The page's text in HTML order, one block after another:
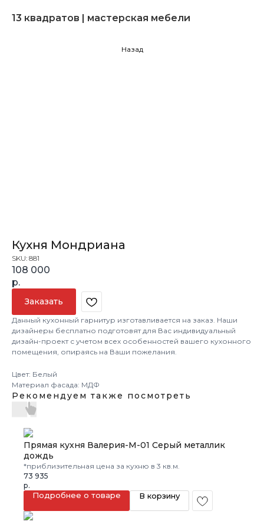
13 квадратов | мастерская мебели
Назад
Кухня Мондриана
SKU: 881
108 000
р.
Заказать
Данный кухонный гарнитур изготавливается на заказ. Наши
дизайнеры бесплатно подготовят для Вас индивидуальный
дизайн-проект с учетом всех особенностей вашего кухонного
помещения, опираясь на Ваши пожелания.
Цвет: Белый
Материал фасада: МДФ
Рекомендуем также посмотреть
Прямая кухня Валерия-М-01 Серый металлик
дождь
*приблизительная цена за кухню в 3 кв.м.
73 935
р.
Подробнее о товаре В корзину